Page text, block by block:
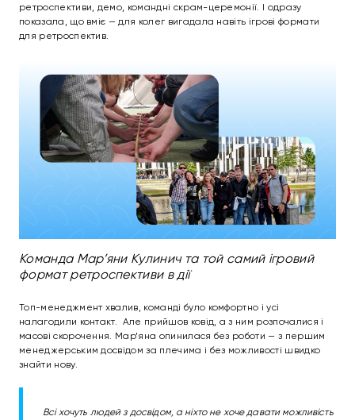
ретроспективи, демо, командні скрам-церемонії. І одразу
показала, що вміє — для колег вигадала навіть ігрові формати
для ретроспектив.
Команда Мар’яни Кулинич та той самий ігровий
формат ретроспективи в дії
Топ-менеджмент хвалив, команді було комфортно і усі
налагодили контакт. Але прийшов ковід, а з ним розпочалися і
масові скорочення. Мар’яна опинилася без роботи — з першим
менеджерським досвідом за плечима і без можливості швидко
знайти нову.
Всі хочуть людей з досвідом, а ніхто не хоче давати можливість